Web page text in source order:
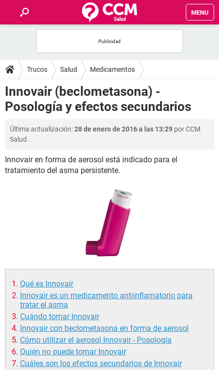
MENU
FOROS
SALUD
FAMILIA
NUTRICIÓN
BIENESTAR
Trucos Salud Medicamentos
Innovair (beclometasona) -
Posología y efectos secundarios
Última actualización:28 de enero de 2016 a las 13:29 porCCM
Salud .
Innovair en forma de aerosol está indicado para el
tratamiento del asma persistente.
Qué es Innovair
Innovair es un medicamento antiinflamatorio para
tratar el asma
Cuándo tomar Innovair
Innovair con beclometasona en forma de aerosol
Cómo utilizar el aerosol Innovair - Posología
Quién no puede tomar Innovair
Cuáles son los efectos secundarios de Innovair